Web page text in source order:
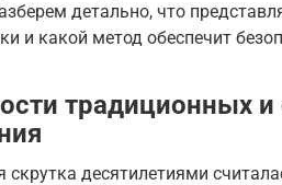
детально, что
и какой метод обеспечит
традиционных
скрутка десятилетиями